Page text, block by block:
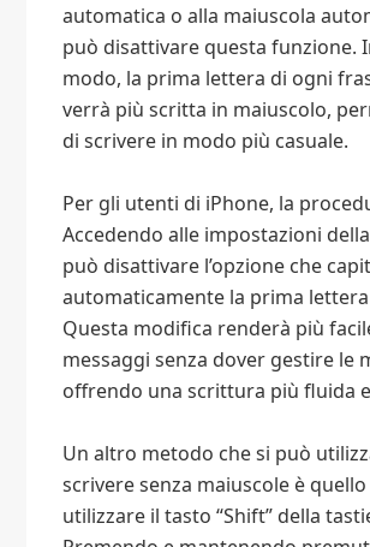
automatica o alla maiuscola
può disattivare questa funzione.
modo, la prima lettera di ogni
verrà più scritta in maiuscolo,
di scrivere in modo più casuale.
Per gli utenti di iPhone, la
Accedendo alle impostazioni
può disattivare l’opzione che
automaticamente la prima
Questa modifica renderà più
messaggi senza dover gestire le
offrendo una scrittura più fluida
Un altro metodo che si può
scrivere senza maiuscole è
utilizzare il tasto “Shift” della